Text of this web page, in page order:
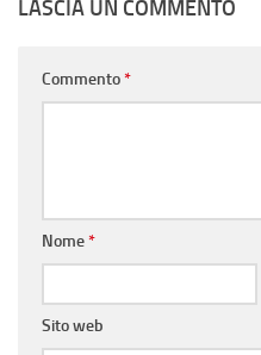
LASCIA UN COMMENTO
Commento*
Nome*
Sito web